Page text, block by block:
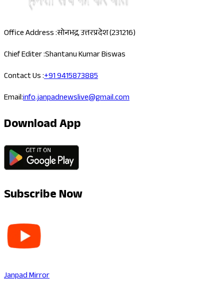
Office Address :सोनभद्र, उत्तरप्रदेश (231216)
Chief Editer :Shantanu Kumar Biswas
Contact Us :+91 9415873885
Email:info.janpadnewslive@gmail.com
Download App
Subscribe Now
Janpad Mirror